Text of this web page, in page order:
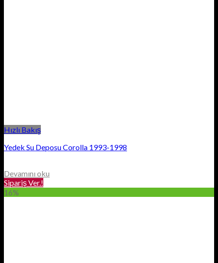
Hızlı Bakış
Yedek Su Deposu Corolla 1993-1998
Devamını oku
Sipariş Ver.!
16%